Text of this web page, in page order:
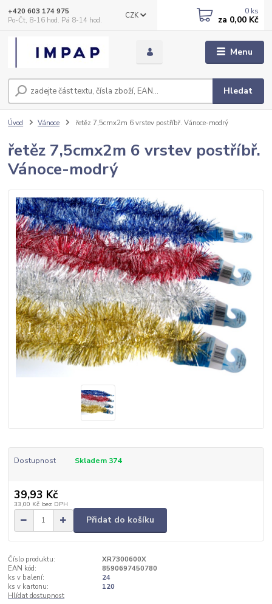
Menu
CZK
Hledat
+420 603 174 975
Po-Čt, 8-16 hod. Pá 8-14 hod.
0 ks
za 0,00 Kč
Úvod Vánoce řetěz 7,5cmx2m 6 vrstev postříbř. Vánoce-modrý
řetěz 7,5cmx2m 6 vrstev postříbř.
Vánoce-modrý
Dostupnost Skladem 374
39,93 Kč
33,00 Kč bez DPH
Přidat do košíku
Číslo produktu:
XR7300600X
EAN kód:
8590697450780
ks v balení:
24
ks v kartonu:
120
Hlídat dostupnost